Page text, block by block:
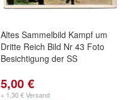
Altes Sammelbild Kampf um
Dritte Reich Bild Nr 43 Foto
Besichtigung der SS
5,00 €
+ 1,30 € Versand